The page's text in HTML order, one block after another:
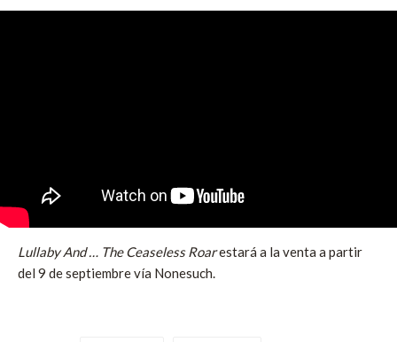
Lullaby And … The Ceaseless Roarestará a la venta a partir
del 9 de septiembre vía Nonesuch.